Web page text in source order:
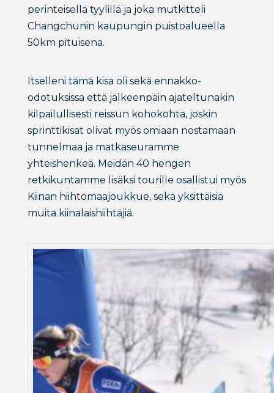
perinteisellä tyylillä ja joka mutkitteli
Changchunin kaupungin puistoalueella
50km pituisena.
Itselleni tämä kisa oli sekä ennakko-
odotuksissa että jälkeenpäin ajateltunakin
kilpailullisesti reissun kohokohta, joskin
sprinttikisat olivat myös omiaan nostamaan
tunnelmaa ja matkaseuramme
yhteishenkeä. Meidän 40 hengen
retkikuntamme lisäksi tourille osallistui myös
Kiinan hiihtomaajoukkue, sekä yksittäisiä
muita kiinalaishiihtäjiä.